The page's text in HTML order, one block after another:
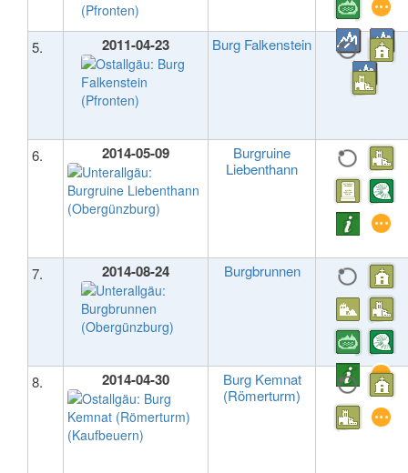
5. 2011-04-23 Burg Falkenstein
6. 2014-05-09
Burgruine
Liebenthann
7. 2014-08-24 Burgbrunnen
8. 2014-04-30
Burg Kemnat
(Römerturm)